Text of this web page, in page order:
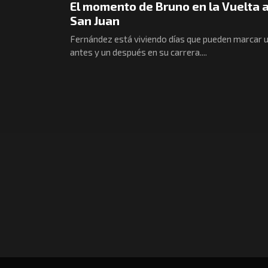
El momento de Bruno en la Vuelta
San Juan
Fernández está viviendo días que pueden marcar
antes y un después en su carrera....